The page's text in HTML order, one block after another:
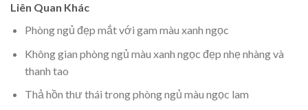
Liên Quan Khác
Phòng ngủ đẹp mắt với gam màu xanh ngọc
Không gian phòng ngủ màu xanh ngọc đẹp nhẹ nhàng và
thanh tao
Thả hồn thư thái trong phòng ngủ màu ngọc lam